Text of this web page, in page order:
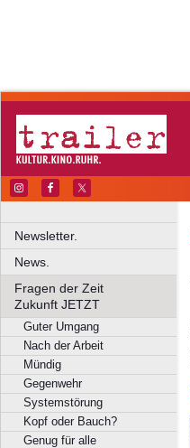
Newsletter.
News.
Fragen der Zeit
Zukunft JETZT
Guter Umgang
Nach der Arbeit
Mündig
Gegenwehr
Systemstörung
Kopf oder Bauch?
Genug für alle